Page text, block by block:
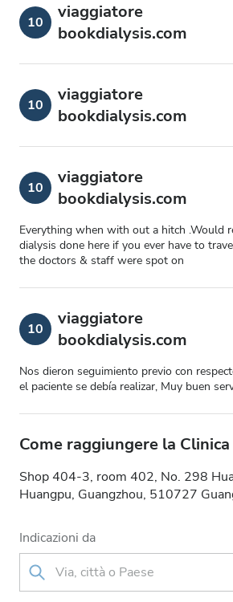
10
viaggiatore
bookdialysis.com
10
viaggiatore
bookdialysis.com
10
viaggiatore
bookdialysis.com
Everything when with out a hitch .Would
dialysis done here if you ever have to
the doctors & staff were spot on
10
viaggiatore
bookdialysis.com
Nos dieron seguimiento previo con
el paciente se debía realizar, Muy buen
Come raggiungere la Clinica
Shop 404-3, room 402, No. 298
Huangpu, Guangzhou, 510727
Indicazioni da